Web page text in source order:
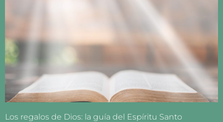
Los regalos de Dios: la guía del Espíritu Santo